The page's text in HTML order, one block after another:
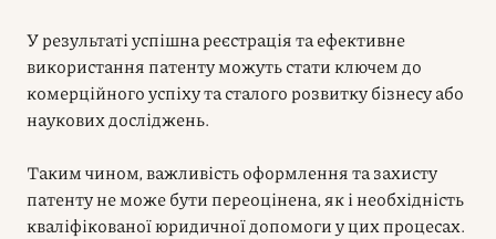
У результаті успішна реєстрація та ефективне
використання патенту можуть стати ключем до
комерційного успіху та сталого розвитку бізнесу або
наукових досліджень.
Таким чином, важливість оформлення та захисту
патенту не може бути переоцінена, як і необхідність
кваліфікованої юридичної допомоги у цих процесах.